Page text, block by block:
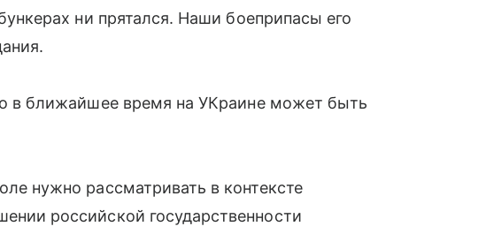
ни прятался. Наши боеприпасы его
в ближайшее время на УКраине может быть
нужно рассматривать в контексте
российской государственности